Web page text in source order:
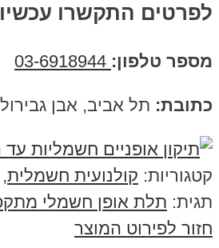
לפרטים התקשרו
מספר טלפון:
כתובת: תל אביב, אבן גבירול 59
קטגוריות: קולנועית חשמלית,
תגית: תלת אופן חשמלי
חזור לפירוט המוצר